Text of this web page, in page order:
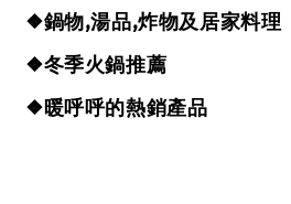
❖鍋物,湯品,炸物及居家料理
❖冬季火鍋推薦
❖暖呼呼的熱銷產品